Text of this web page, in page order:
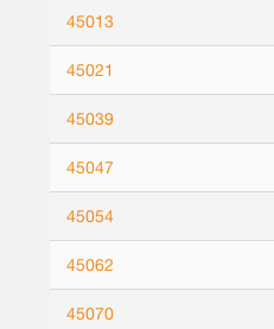
45013
45021
45039
45047
45054
45062
45070